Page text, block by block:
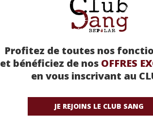
Profitez de toutes nos
et bénéficiez de nos OFFRES
en vous inscrivant au
JE REJOINS LE CLUB SANG